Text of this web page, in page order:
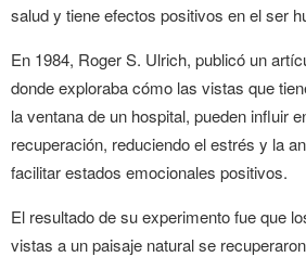
salud y tiene efectos positivos en el ser
En 1984, Roger S. Ulrich, publicó un
donde exploraba cómo las vistas que
la ventana de un hospital, pueden influir
recuperación, reduciendo el estrés y la
facilitar estados emocionales positivos.
El resultado de su experimento fue que
vistas a un paisaje natural se